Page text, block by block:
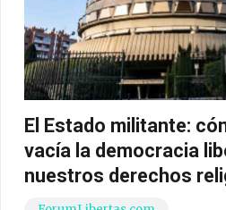
El Estado militante:
vacía la democracia
nuestros derechos